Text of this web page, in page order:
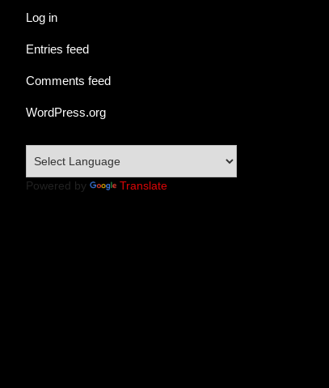
Log in
Entries feed
Comments feed
WordPress.org
Powered by Translate